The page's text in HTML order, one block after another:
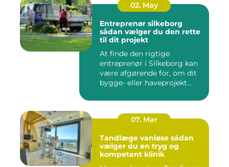
02. May
Entreprenør silkeborg
sådan vælger du den rette
til dit projekt
At finde den rigtige
entreprenør i Silkeborg kan
være afgørende for, om dit
bygge- eller haveprojekt...
07. Mar
Tandlæge vanløse sådan
vælger du en tryg og
kompetent klinik